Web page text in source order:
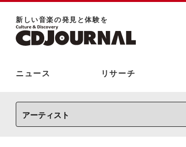
新しい⾳楽の発⾒と体験を
ニュース リサーチ